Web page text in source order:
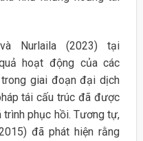
Nurlaila (2023) tại
hoạt động của các
giai đoạn đại dịch
tái cấu trúc đã được
phục hồi. Tương tự,
đã phát hiện rằng